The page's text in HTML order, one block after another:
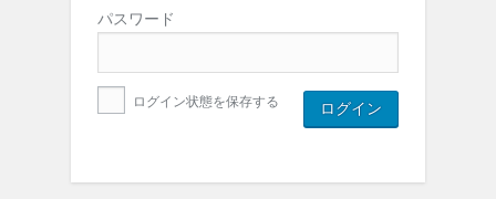
パスワード
ログイン状態を保存する